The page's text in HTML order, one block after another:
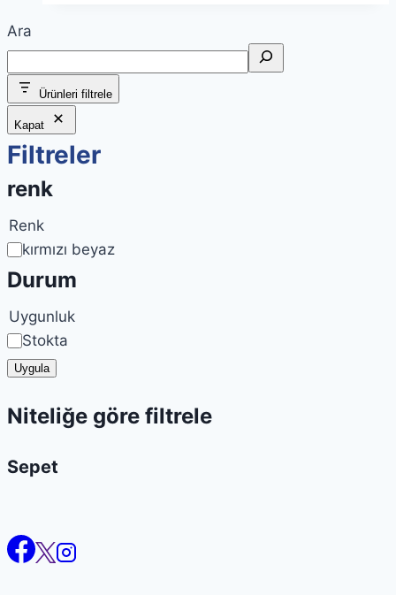
Ara
Ürünleri filtrele
Kapat
Filtreler
renk
Renk
kırmızı beyaz
Durum
Uygunluk
Stokta
Uygula
Niteliğe göre filtrele
Sepet